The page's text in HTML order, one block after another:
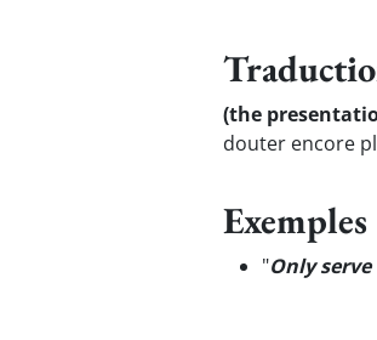
(the
douter encore
Exemples
"Only